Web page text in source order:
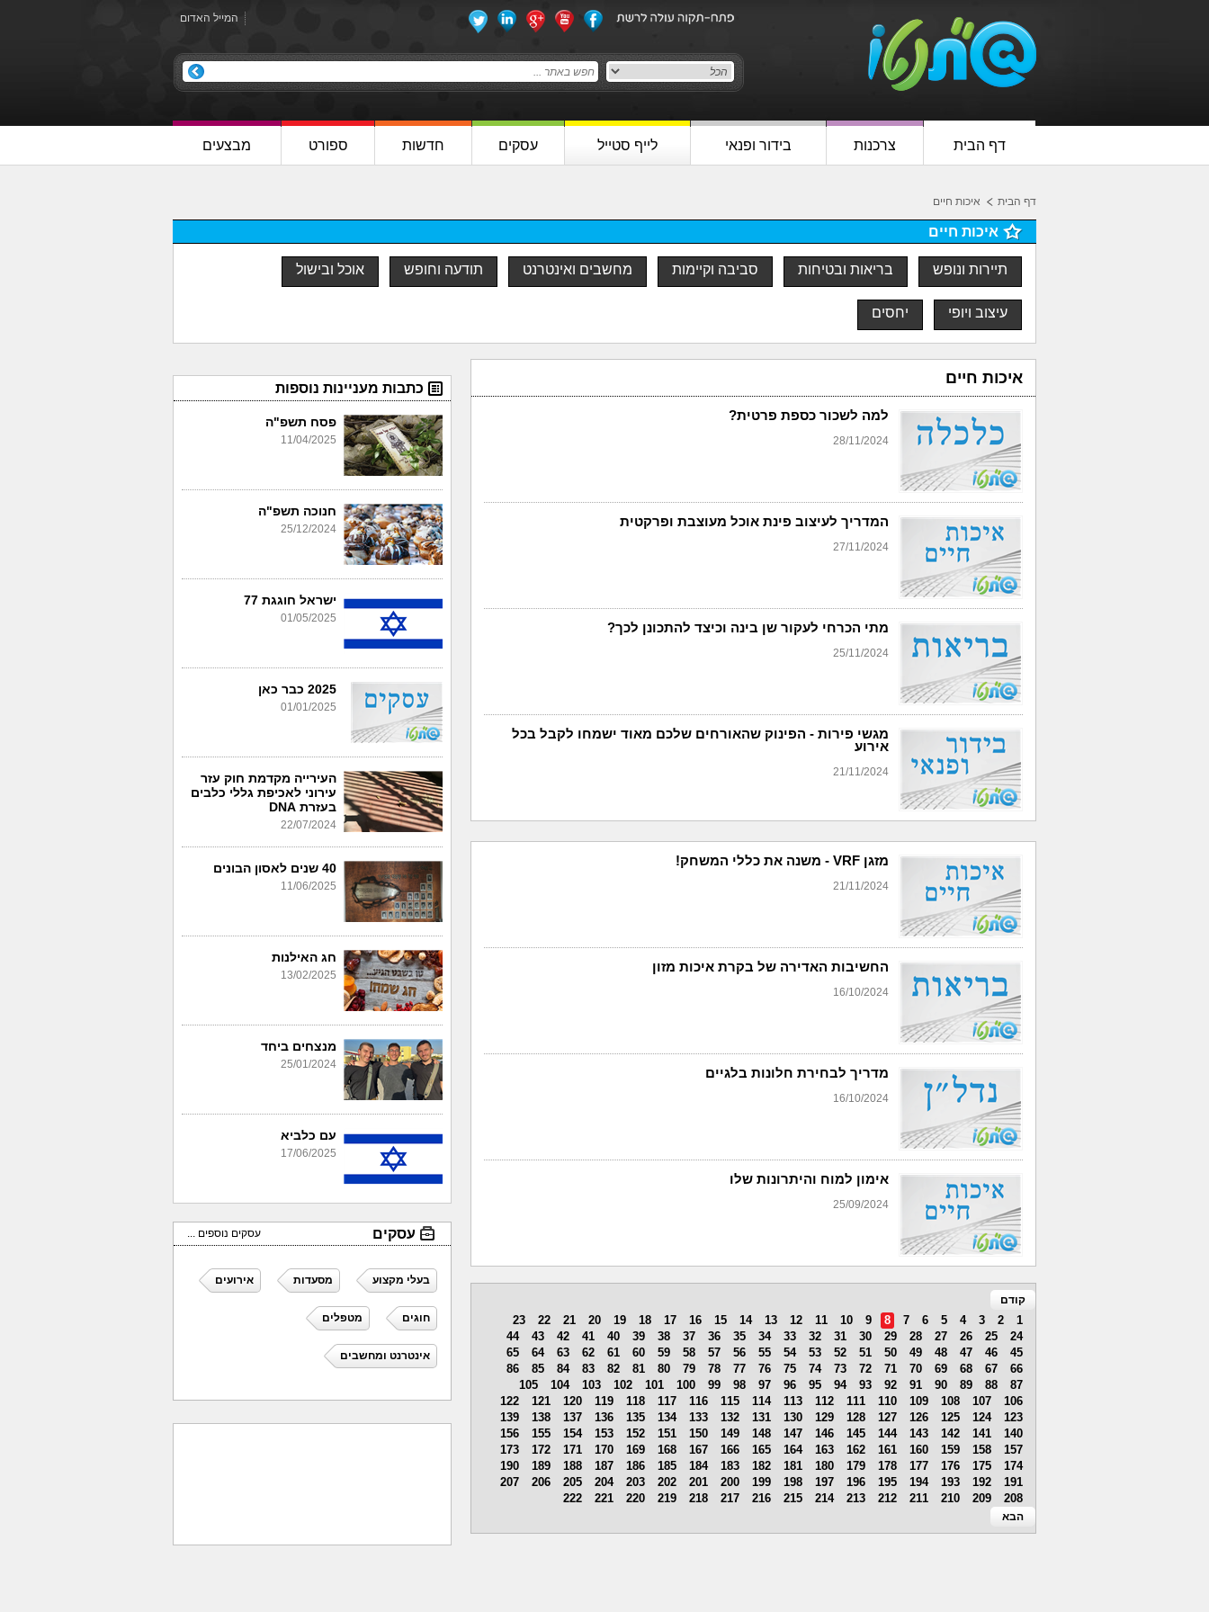
המייל האדום
דף הבית צרכנות בידור ופנאי לייף סטייל עסקים חדשות ספורט מבצעים
דף הבית איכות חיים
איכות חיים
תיירות ונופש בריאות ובטיחות סביבה וקיימות מחשבים ואינטרנט תודעה וחופש אוכל ובישול
עיצוב ויופי יחסים
איכות חיים
למה לשכור כספת פרטית?
28/11/2024
המדריך לעיצוב פינת אוכל מעוצבת ופרקטית
27/11/2024
מתי הכרחי לעקור שן בינה וכיצד להתכונן לכך?
25/11/2024
מגשי פירות - הפינוק שהאורחים שלכם מאוד ישמחו לקבל בכל
אירוע
21/11/2024
מזגן VRF - משנה את כללי המשחק!
21/11/2024
החשיבות האדירה של בקרת איכות מזון
16/10/2024
מדריך לבחירת חלונות בלגיים
16/10/2024
אימון למוח והיתרונות שלו
25/09/2024
קודם
1
2
3
4
5
6
7
8
9
10
11
12
13
14
15
16
17
18
19
20
21
22
23
24
25
26
27
28
29
30
31
32
33
34
35
36
37
38
39
40
41
42
43
44
45
46
47
48
49
50
51
52
53
54
55
56
57
58
59
60
61
62
63
64
65
66
67
68
69
70
71
72
73
74
75
76
77
78
79
80
81
82
83
84
85
86
87
88
89
90
91
92
93
94
95
96
97
98
99
100
101
102
103
104
105
106
107
108
109
110
111
112
113
114
115
116
117
118
119
120
121
122
123
124
125
126
127
128
129
130
131
132
133
134
135
136
137
138
139
140
141
142
143
144
145
146
147
148
149
150
151
152
153
154
155
156
157
158
159
160
161
162
163
164
165
166
167
168
169
170
171
172
173
174
175
176
177
178
179
180
181
182
183
184
185
186
187
188
189
190
191
192
193
194
195
196
197
198
199
200
201
202
203
204
205
206
207
208
209
210
211
212
213
214
215
216
217
218
219
220
221
222
הבא
כתבות מעניינות נוספות
פסח תשפ"ה
11/04/2025
חנוכה תשפ"ה
25/12/2024
ישראל חוגגת 77
01/05/2025
2025 כבר כאן
01/01/2025
העירייה מקדמת חוק עזר
עירוני לאכיפת גללי כלבים
בעזרת DNA
22/07/2024
40 שנים לאסון הבונים
11/06/2025
חג האילנות
13/02/2025
מנצחים ביחד
25/01/2024
עם כלביא
17/06/2025
עסקים עסקים נוספים ...
בעלי מקצוע מסעדות אירועים
חוגים מטפלים
אינטרנט ומחשבים